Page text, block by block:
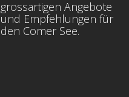
grossartigen Angebote
und Empfehlungen für
den Comer See.